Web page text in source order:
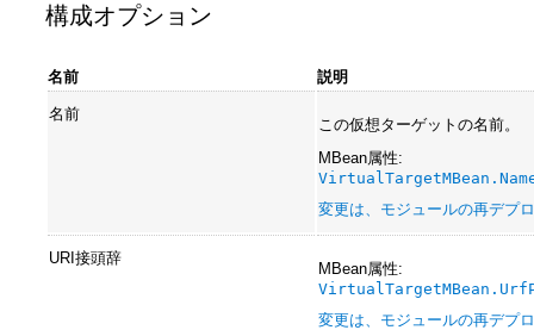
構成オプション
名前 説明
名前
この仮想ターゲットの名前。
MBean属性:
変更は、モジュールの再デプ
URI接頭辞
MBean属性:
変更は、モジュールの再デプ